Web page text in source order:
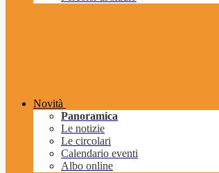
Novità
Panoramica
Le notizie
Le circolari
Calendario eventi
Albo online